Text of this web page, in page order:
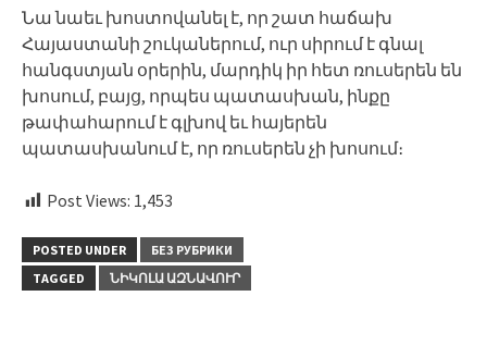
Նա նաեւ խոստովանել է, որ շատ հաճախ
Հայաստանի շուկաներում, ուր սիրում է գնալ
հանգստյան օրերին, մարդիկ իր հետ ռուսերեն են
խոսում, բայց, որպես պատասխան, ինքը
թափահարում է գլխով եւ հայերեն
պատասխանում է, որ ռուսերեն չի խոսում։
Post Views: 1,453
POSTED UNDER
БЕЗ РУБРИКИ
TAGGED
ՆԻԿՈԼԱ ԱԶՆԱՎՈՒՐ